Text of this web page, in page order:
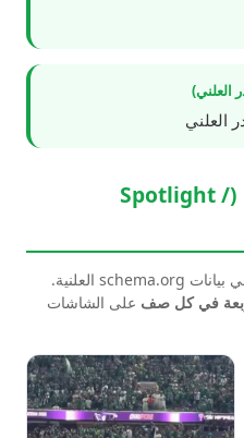
العلني)
العلني
مقتطفات من الملف العام (Spotlight /
عناوين وروابط وتواريخ كما وردت في بيانات schema.org العلنية.
في كل صف على الشاشات